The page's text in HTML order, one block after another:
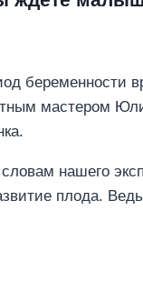
беременности
мастером
нашего
плода.